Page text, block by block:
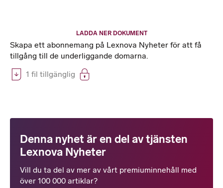
LADDA NER DOKUMENT
Skapa ett abonnemang på Lexnova Nyheter för att få
tillgång till de underliggande domarna.
1 fil tillgänglig
Denna nyhet är en del av tjänsten
Lexnova Nyheter
Vill du ta del av mer av vårt premiuminnehåll med
över 100 000 artiklar?